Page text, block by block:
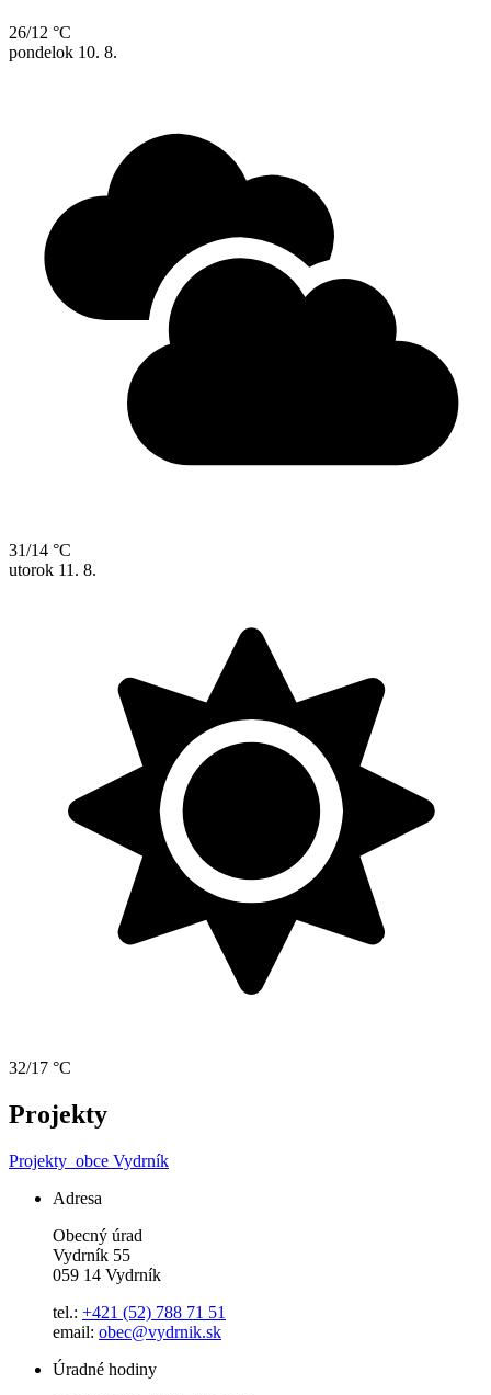
26/12 °C
pondelok 10. 8.
31/14 °C
utorok 11. 8.
32/17 °C
Projekty
Projekty obce Vydrník
Adresa
Obecný úrad
Vydrník 55
059 14 Vydrník
tel.: +421 (52) 788 71 51
email: obec@vydrnik.sk
Úradné hodiny